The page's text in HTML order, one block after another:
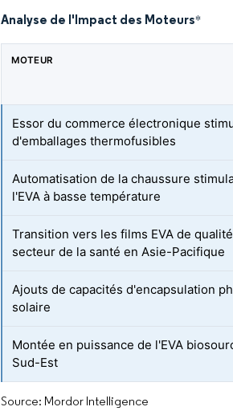
Analyse de l'Impact des Moteurs*
MOTEUR
Essor du commerce électronique
d'emballages thermofusibles
Automatisation de la chaussure
l'EVA à basse température
Transition vers les films EVA de
secteur de la santé en Asie-Pacifique
Ajouts de capacités d'encapsulation
solaire
Montée en puissance de l'EVA
Sud-Est
Source: Mordor Intelligence